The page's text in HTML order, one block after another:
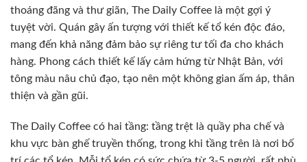
thoáng đãng và thư giãn, The Daily Coffee là một gợi ý
tuyệt vời. Quán gây ấn tượng với thiết kế tổ kén độc đáo,
mang đến khả năng đảm bảo sự riêng tư tối đa cho khách
hàng. Phong cách thiết kế lấy cảm hứng từ Nhật Bản, với
tông màu nâu chủ đạo, tạo nên một không gian ấm áp, thân
thiện và gần gũi.
The Daily Coffee có hai tầng: tầng trệt là quầy pha chế và
khu vực bàn ghế truyền thống, trong khi tầng trên là nơi bố